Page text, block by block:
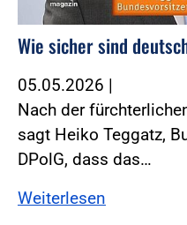
Wie sicher sind
05.05.2026 |
Nach der
sagt Heiko Teggatz,
DPolG, dass das…
Weiterlesen